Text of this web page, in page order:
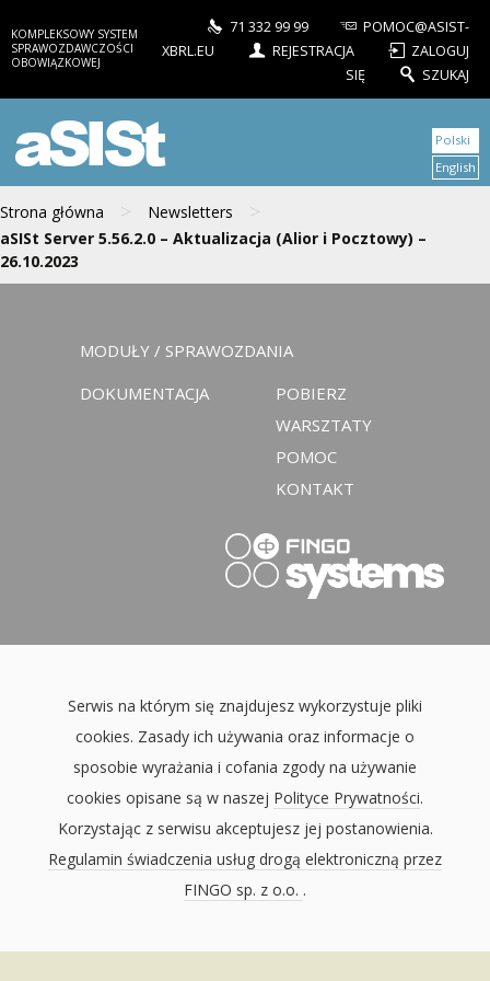
KOMPLEKSOWY SYSTEM
SPRAWOZDAWCZOŚCI
OBOWIĄZKOWEJ
71 332 99 99
POMOC@ASIST-
XBRL.EU
REJESTRACJA
ZALOGUJ
SIĘ
SZUKAJ
aSISt
Strona główna > Newsletters >
aSISt Server 5.56.2.0 – Aktualizacja (Alior i Pocztowy) –
26.10.2023
Polski
English
MODUŁY / SPRAWOZDANIA
DOKUMENTACJA
POBIERZ
WARSZTATY
POMOC
KONTAKT
Serwis na którym się znajdujesz wykorzystuje pliki
cookies. Zasady ich używania oraz informacje o
sposobie wyrażania i cofania zgody na używanie
cookies opisane są w naszej Polityce Prywatności.
Korzystając z serwisu akceptujesz jej postanowienia.
Regulamin świadczenia usług drogą elektroniczną przez
FINGO sp. z o.o. .